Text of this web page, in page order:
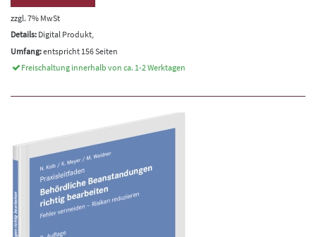
zzgl. 7% MwSt
Details: Digital Produkt,
Umfang:entspricht 156 Seiten
Freischaltung innerhalb von ca. 1-2 Werktagen